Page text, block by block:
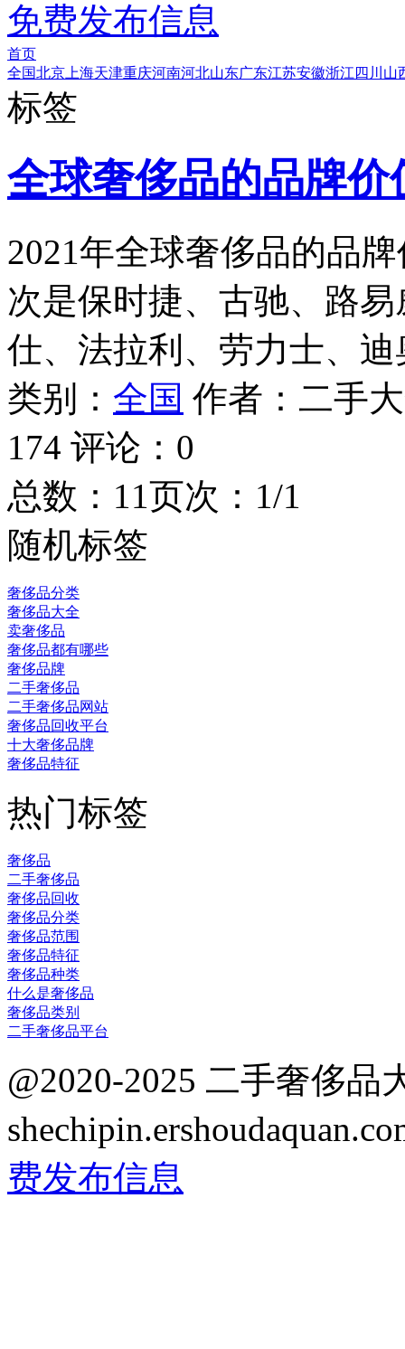
免费发布信息
首页
全国北京 上海天津重庆河南河北山东广东江苏安徽浙江 四川 山
标签
全球奢侈品的品牌价
2021年全球奢侈品的品
次是保时捷、古驰、路
仕、法拉利、劳力士、
类别： 全国 作者： 二手
174 评论： 0
总数：11页次：1/1
随机标签
奢侈品分类
奢侈品大全
卖奢侈品
奢侈品都有哪些
奢侈品牌
二手奢侈品
二手奢侈品网站
奢侈品回收平台
十大奢侈品牌
奢侈品特征
热门标签
奢侈品
二手奢侈品
奢侈品回收
奢侈品分类
奢侈品范围
奢侈品特征
奢侈品种类
什么是奢侈品
奢侈品类别
二手奢侈品平台
@2020-2025 二手奢侈品
费发布信息